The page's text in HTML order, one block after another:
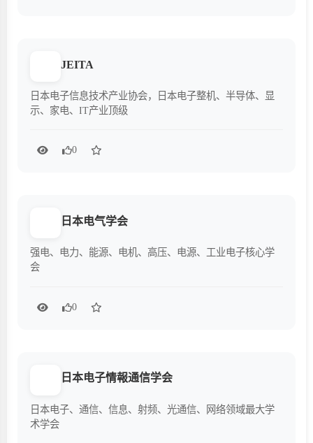
JEITA
日本电子信息技术产业协会，日本电子整机、半导体、显
示、家电、IT产业顶级
0
日本电气学会
强电、电力、能源、电机、高压、电源、工业电子核心学
会
0
日本电子情報通信学会
日本电子、通信、信息、射频、光通信、网络领域最大学
术学会